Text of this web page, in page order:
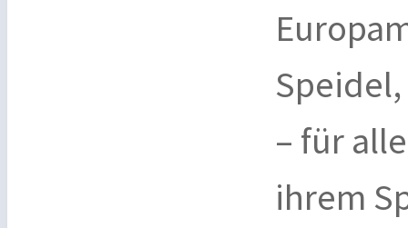
– für
ihrem